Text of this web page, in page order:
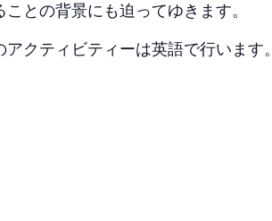
との背景にも迫ってゆきます。
クティビティーは英語で行います。